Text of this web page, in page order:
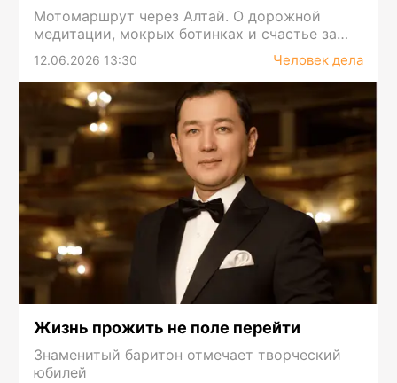
Мотомаршрут через Алтай. О дорожной
медитации, мокрых ботинках и счастье за
перевалом
12.06.2026 13:30 Человек дела
Жизнь прожить не поле перейти
Знаменитый баритон отмечает творческий
юбилей